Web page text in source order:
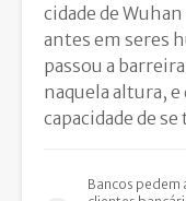
cidade de
antes em seres
passou a
naquela altura,
capacidade de
Bancos pedem